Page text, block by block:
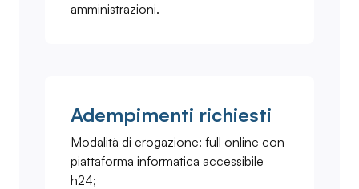
amministrazioni.
Adempimenti richiesti
Modalità di erogazione: full online con
piattaforma informatica accessibile
h24;